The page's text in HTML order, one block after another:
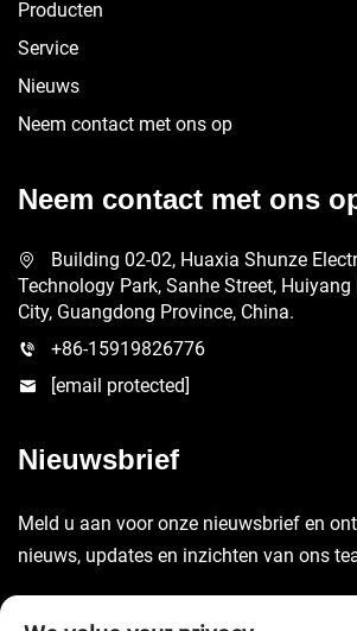
Producten
Service
Nieuws
Neem contact met ons op
Neem contact met ons
Building 02-02, Huaxia Shunze
Technology Park, Sanhe Street,
City, Guangdong Province, China.
+86-15919826776
[email protected]
Nieuwsbrief
Meld u aan voor onze nieuwsbrief en
nieuws, updates en inzichten van ons